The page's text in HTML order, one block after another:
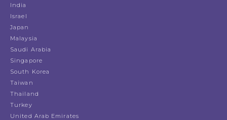
India
Israel
Japan
Malaysia
Saudi Arabia
Singapore
South Korea
Taiwan
Thailand
Turkey
United Arab Emirates